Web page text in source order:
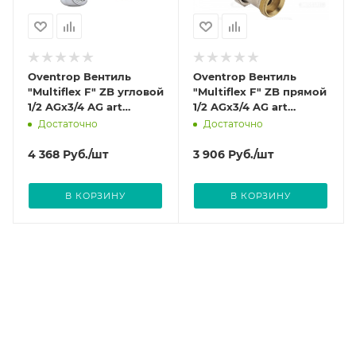
Oventrop Вентиль
"Multiflex F" ZB угловой
1/2 AGx3/4 AG art
1015884
Достаточно
4 368 Руб./шт
В КОРЗИНУ
Oventrop Вентиль
"Multiflex F" ZB прямой
1/2 AGx3/4 AG art
1015883
Достаточно
3 906 Руб./шт
В КОРЗИНУ